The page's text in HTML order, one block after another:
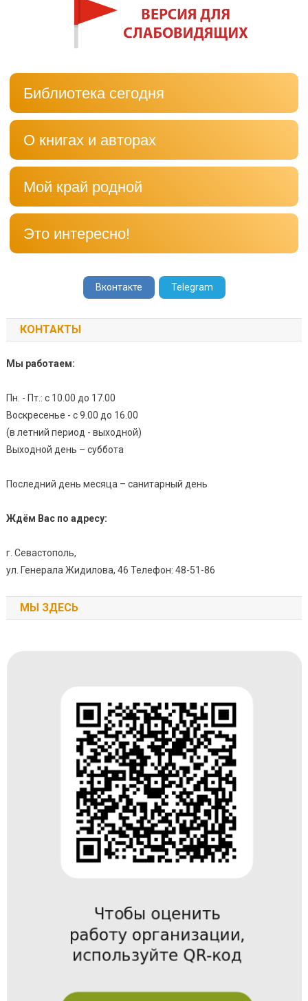
Библиотека сегодня
О книгах и авторах
Мой край родной
Это интересно!
Вконтакте Telegram
КОНТАКТЫ
Мы работаем:
Пн. - Пт.: с 10.00 до 17.00
Воскресенье - с 9.00 до 16.00
(в летний период - выходной)
Выходной день – суббота
Последний день месяца – санитарный день
Ждём Вас по адресу:
г. Севастополь,
ул. Генерала Жидилова, 46 Телефон: 48-51-86
МЫ ЗДЕСЬ